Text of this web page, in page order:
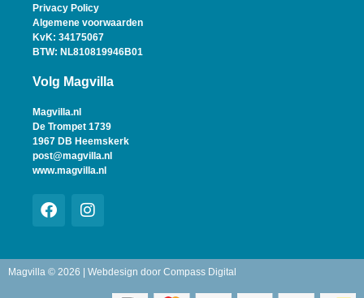
Privacy Policy
Algemene voorwaarden
KvK: 34175067
BTW: NL810819946B01
Volg Magvilla
Magvilla.nl
De Trompet 1739
1967 DB Heemskerk
post@magvilla.nl
www.magvilla.nl
Magvilla © 2026 | Webdesign door Compass Digital